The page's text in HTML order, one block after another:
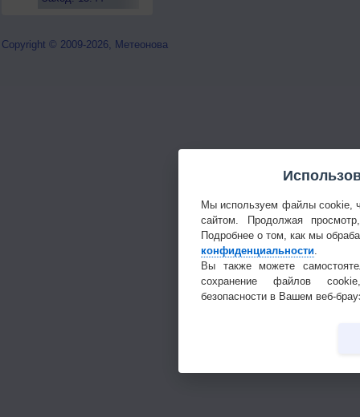
Copyright © 2009-2026, Метеонова
Мы используем файлы cookie,
сайтом. Продолжая
Подробнее о том, как мы
конфиденциальности.
Вы также можете
сохранение файлов
безопасности в Вашем веб-